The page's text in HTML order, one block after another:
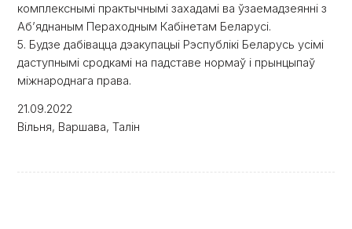
комплекснымі практычнымі захадамі ва ўзаемадзеянні з
Аб’яднаным Пераходным Кабінетам Беларусі.
5. Будзе дабівацца дэакупацыі Рэспублікі Беларусь усімі
даступнымі сродкамі на падставе нормаў і прынцыпаў
міжнароднага права.
21.09.2022
Вільня, Варшава, Талін